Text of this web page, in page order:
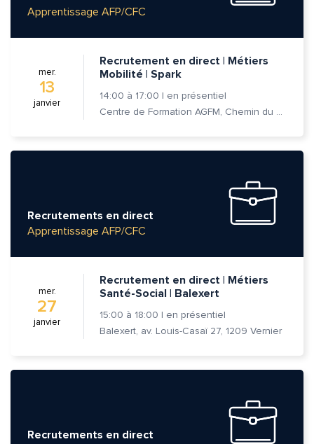
Apprentissage AFP/CFC
mer.
13
janvier
Recrutement en direct | Métiers
Mobilité | Spark
14:00 à 17:00 | en présentiel
Centre de Formation AGFM, Chemin du Champ-des-Filles 6A 1er étage, 1228 Plan-les-Ouates
Recrutements en direct
Apprentissage AFP/CFC
mer.
27
janvier
Recrutement en direct | Métiers
Santé-Social | Balexert
15:00 à 18:00 | en présentiel
Balexert, av. Louis-Casaï 27, 1209 Vernier
Recrutements en direct
Quelle est la pertinence de cette page?